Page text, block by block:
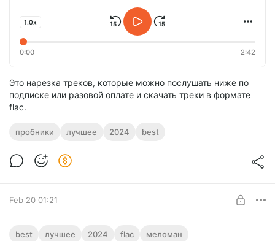
1.0x
0:00 2:42
Это нарезка треков, которые можно послушать ниже по
подписке или разовой оплате и скачать треки в формате
flac.
пробники лучшее 2024 best
Feb 20 01:21
NEUROGRAPHY / Serpeimusic 2024 / best
best лучшее 2024 flac меломан